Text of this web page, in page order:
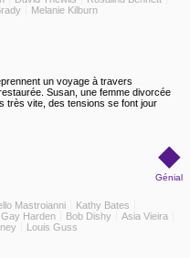
Melanie Kilburn
un voyage à travers
Susan, une femme divorcée
très vite, des tensions se font jour
◆
Génial
Mastroianni
Kathy Bates
Harden Bob Dishy
Asia Vieira
Louis Guss